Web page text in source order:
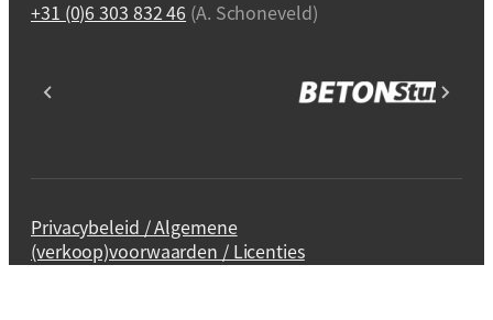
+31 (0)6 303 832 46 (A. Schoneveld)
Privacybeleid / Algemene
(verkoop)voorwaarden / Licenties